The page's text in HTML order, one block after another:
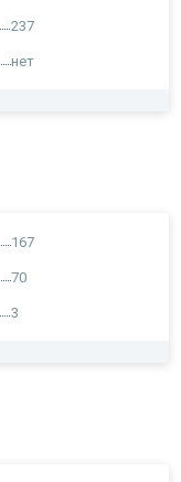
237
нет
167
70
3